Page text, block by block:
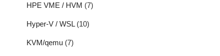
HPE VME / HVM (7)
Hyper-V / WSL(10)
KVM/qemu (7)